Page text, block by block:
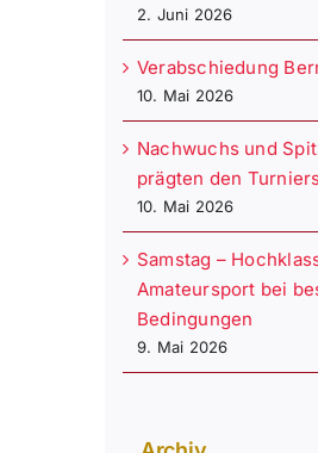
2. Juni 2026
Verabschiedung
10. Mai 2026
Nachwuchs und
prägten den
10. Mai 2026
Samstag –
Amateursport bei
Bedingungen
9. Mai 2026